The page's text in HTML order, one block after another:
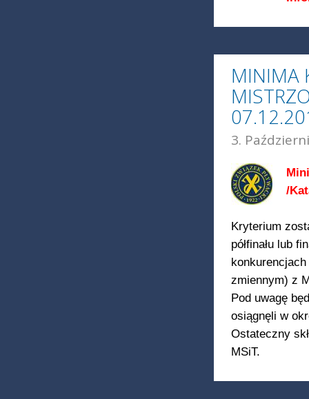
MINIMA
3.
/
Kryterium
półfinału lub
zmiennym) z
Pod uwagę
osiągnęli w
Ostateczny
MSiT.